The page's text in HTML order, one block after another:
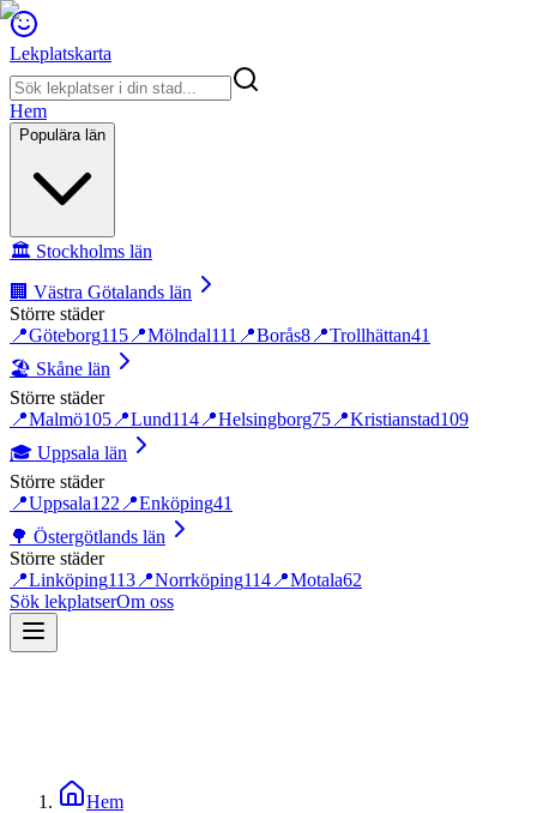
Lekplatskarta
Hem
Populära län
🏛️ Stockholms län
🏢 Västra Götalands län
Större städer
📍Göteborg115 📍Mölndal111 📍Borås8 📍Trollhättan41
🏖️ Skåne län
Större städer
📍Malmö105 📍Lund114 📍Helsingborg75 📍Kristianstad109
🎓 Uppsala län
Större städer
📍Uppsala122 📍Enköping41
🌳 Östergötlands län
Större städer
📍Linköping113 📍Norrköping114 📍Motala62
Sök lekplatserOm oss
Hem